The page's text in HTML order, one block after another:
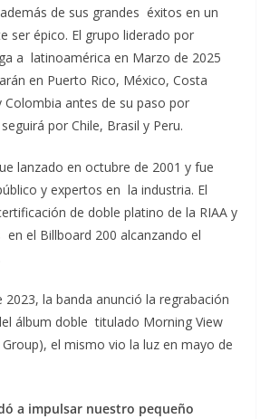
de sus grandes éxitos en un
ser épico. El grupo liderado por
a latinoamérica en Marzo de 2025
en Puerto Rico, México, Costa
Colombia antes de su paso por
por Chile, Brasil y Peru.
lanzado en octubre de 2001 y fue
y expertos en la industria. El
de doble platino de la RIAA y
el Billboard 200 alcanzando el
2023, la banda anunció la regrabación
álbum doble titulado Morning View
Group), el mismo vio la luz en mayo de
a impulsar nuestro pequeño